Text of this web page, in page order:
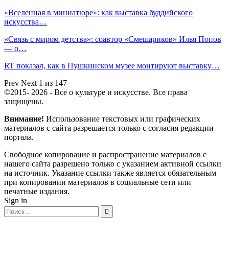
«Вселенная в миниатюре»: как выставка буддийского
искусства…
«Связь с миром детства»: соавтор «Смешариков» Илья Попов
— о…
RT показал, как в Пушкинском музее монтируют выставку…
Prev Next 1 из 147
©2015- 2026 - Все о культуре и искусстве. Все права
защищены.
Внимание! Использование текстовых или графических
материалов с сайта разрешается только c согласия редакции
портала.
Свободное копирование и распространение материалов с
нашего сайта разрешено только с указанием активной ссылки
на источник. Указание ссылки также является обязательным
при копировании материалов в социальные сети или
печатные издания.
Sign in